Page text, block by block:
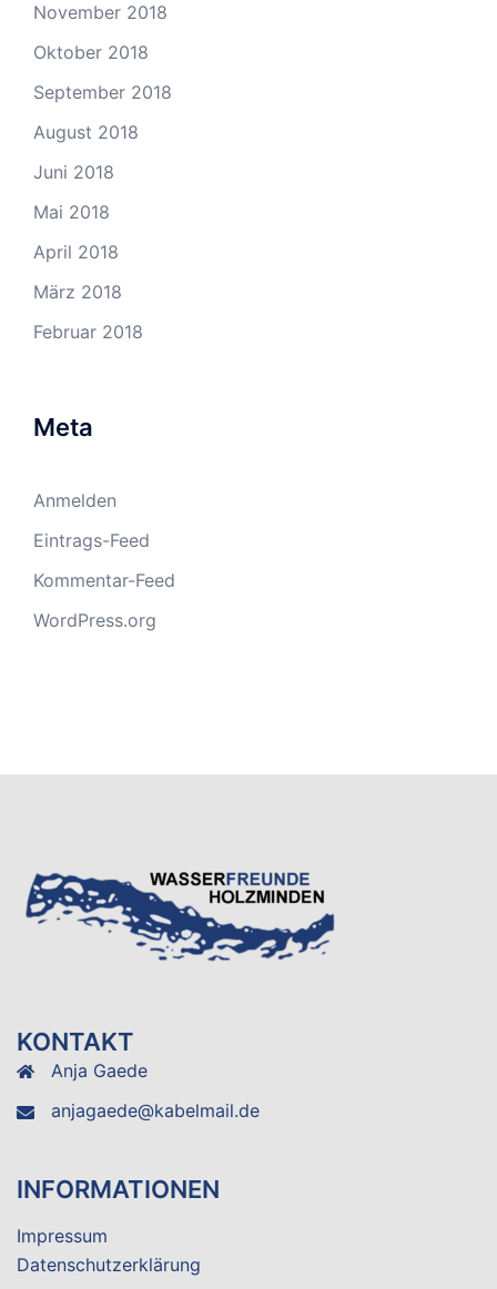
November 2018
Oktober 2018
September 2018
August 2018
Juni 2018
Mai 2018
April 2018
März 2018
Februar 2018
Meta
Anmelden
Eintrags-Feed
Kommentar-Feed
WordPress.org
KONTAKT
Anja Gaede
anjagaede@kabelmail.de
INFORMATIONEN
Impressum
Datenschutzerklärung